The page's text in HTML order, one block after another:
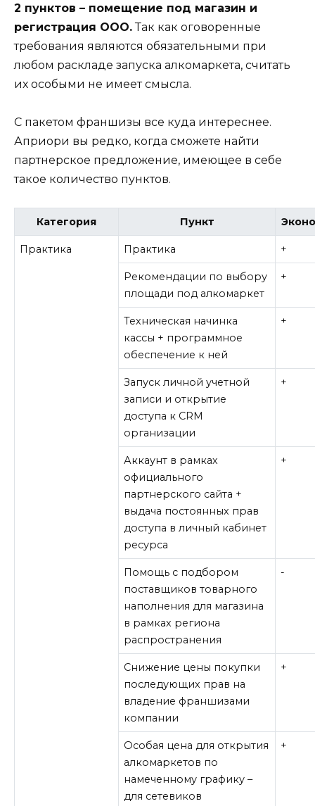
2 пунктов – помещение под магазин и
регистрация ООО.Так как оговоренные
требования являются обязательными при
любом раскладе запуска алкомаркета, считать
их особыми не имеет смысла.
С пакетом франшизы все куда интереснее.
Априори вы редко, когда сможете найти
партнерское предложение, имеющее в себе
такое количество пунктов.
Категория Пункт
Практика Практика +
Рекомендации по выбору
площади под алкомаркет
+
Техническая начинка
кассы + программное
обеспечение к ней
+
Запуск личной учетной
записи и открытие
доступа к CRM
организации
+
Аккаунт в рамках
официального
партнерского сайта +
выдача постоянных прав
доступа в личный кабинет
ресурса
+
Помощь с подбором
поставщиков товарного
наполнения для магазина
в рамках региона
распространения
-
Снижение цены покупки
последующих прав на
владение франшизами
компании
+
Особая цена для открытия
алкомаркетов по
намеченному графику –
для сетевиков
+